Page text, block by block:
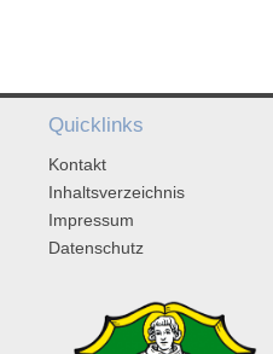
Quicklinks
Kontakt
Inhaltsverzeichnis
Impressum
Datenschutz